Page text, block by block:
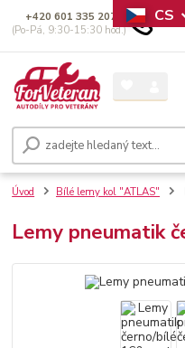
CS
+420 601 335 207
(Po-Pá, 9:30-15:30 hod.)
Úvod Bílé lemy kol "ATLAS"
Lemy pneumatik